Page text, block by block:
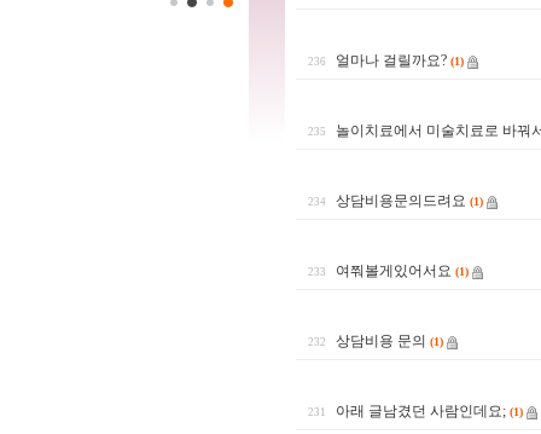
236 얼마나 걸릴까요? (1)
235 놀이치료에서 미술치료로 바꿔
234 상담비용문의드려요 (1)
233 여쭤볼게있어서요 (1)
232 상담비용 문의 (1)
231 아래 글남겼던 사람인데요; (1)